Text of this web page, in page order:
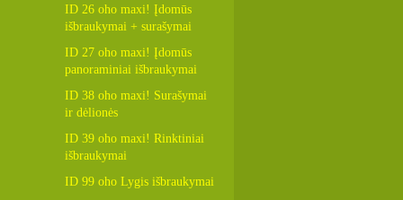
ID 26 oho maxi! Įdomūs
išbraukymai + surašymai
ID 27 oho maxi! Įdomūs
panoraminiai išbraukymai
ID 38 oho maxi! Surašymai
ir dėlionės
ID 39 oho maxi! Rinktiniai
išbraukymai
ID 99 oho Lygis išbraukymai